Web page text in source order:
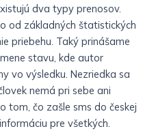
dva typy prenosov.
od základných štatistických
priebehu. Taký prinášame
stavu, kde autor
vo výsledku. Nezriedka sa
nemá pri sebe ani
tom, čo zašle sms do českej
pre všetkých.